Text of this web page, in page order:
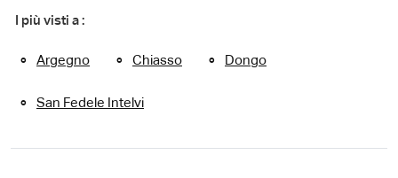
I più visti a :
Argegno Chiasso Dongo
San Fedele Intelvi